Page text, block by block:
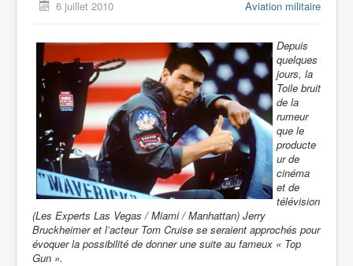
6 juillet 2010 Aviation militaire
Depuis
quelques
jours, la
Toile bruit
de la
rumeur
que le
producte
ur de
cinéma
et de
télévision
(Les Experts Las Vegas / Miami / Manhattan) Jerry
Bruckheimer et l’acteur Tom Cruise se seraient approchés pour
évoquer la possibilité de donner une suite au fameux « Top
Gun ».